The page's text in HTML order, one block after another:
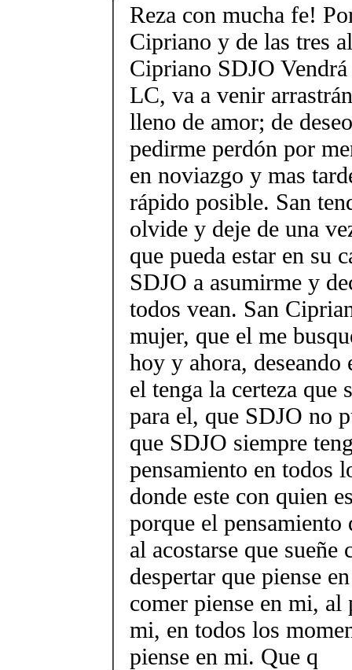
Reza con mucha fe!
Cipriano y de las tres
Cipriano SDJO
LC, va a venir
lleno de amor; de
pedirme perdón por
en noviazgo y mas
rápido posible. San
olvide y deje de una
que pueda estar en su
SDJO a asumirme y
todos vean. San
mujer, que el me
hoy y ahora, deseando
el tenga la certeza que
para el, que SDJO no
que SDJO siempre
pensamiento en todos
donde este con quien
porque el pensamiento
al acostarse que sueñe
despertar que piense
comer piense en mi, al
mi, en todos los
piense en mi. Que q